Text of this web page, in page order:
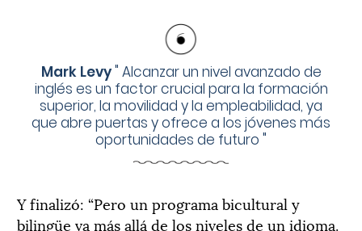
Mark Levy" Alcanzar un nivel avanzado de
inglés es un factor crucial para la formación
superior, la movilidad y la empleabilidad, ya
que abre puertas y ofrece a los jóvenes más
oportunidades de futuro "
Y finalizó: “Pero un programa bicultural y
bilingüe va más allá de los niveles de un idioma.